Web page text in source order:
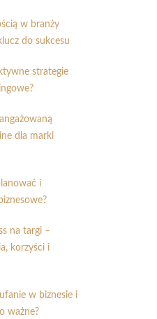
w branży
do sukcesu
strategie
dla marki
i
na targi –
korzyści i
w biznesie i
ważne?